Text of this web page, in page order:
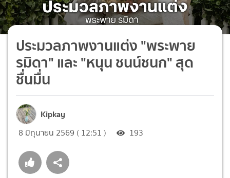
ประมวลภาพงานแต่ง "พระพาย
รมิดา" และ "หนุน ชนน์ชนก" สุด
ชื่นมื่น
Kipkay
8 มิถุนายน 2569 ( 12:51 ) 193